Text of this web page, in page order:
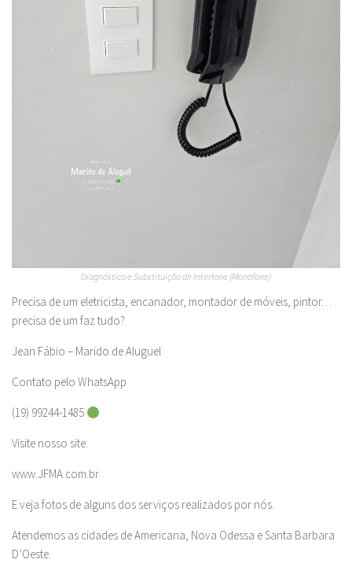
Diagnóstico e Substituição de Interfone (Monofone)
Precisa de um eletricista, encanador, montador de móveis, pintor…
precisa de um faz tudo?
Jean Fábio – Marido de Aluguel
Contato pelo WhatsApp
(19) 99244-1485
Visite nosso site:
www.JFMA.com.br
E veja fotos de alguns dos serviços realizados por nós.
Atendemos as cidades de Americana, Nova Odessa e Santa Barbara
D’Oeste.